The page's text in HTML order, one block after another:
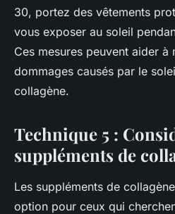
30, portez des vêtements
vous exposer au soleil
Ces mesures peuvent aider à
dommages causés par le
collagène.
Technique 5 :
suppléments de
Les suppléments de
option pour ceux qui